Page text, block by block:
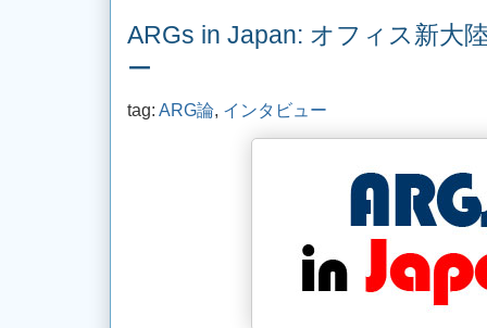
ARGs in Japan: オフィス新大
ー
tag: ARG論, インタビュー